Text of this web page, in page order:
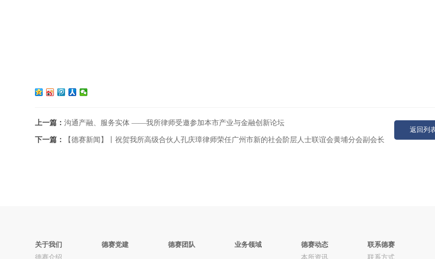
上一篇： 沟通产融、服务实体 ——我所律师受邀参加本市产业与金融创新论坛
下一篇： 【德赛新闻】丨祝贺我所高级合伙人孔庆璋律师荣任广州市新的社会阶层人士联谊会黄埔分会副会长
返回列
关于我们
德赛介绍
德赛党建 德赛团队 业务领域
德赛动态
本所资讯
联系德赛
联系方式